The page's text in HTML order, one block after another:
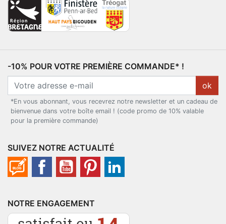
-10% POUR VOTRE PREMIÈRE COMMANDE* !
ok
*En vous abonnant, vous recevrez notre newsletter et un cadeau de
bienvenue dans votre boîte email ! (code promo de 10% valable
pour la première commande)
SUIVEZ NOTRE ACTUALITÉ
NOTRE ENGAGEMENT